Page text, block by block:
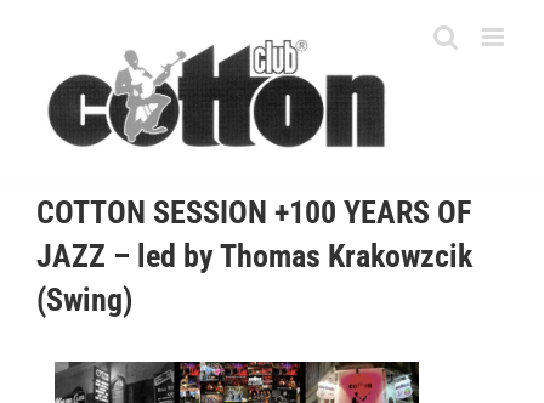
content
COTTON SESSION +100 YEARS OF
JAZZ – led by Thomas Krakowzcik
(Swing)